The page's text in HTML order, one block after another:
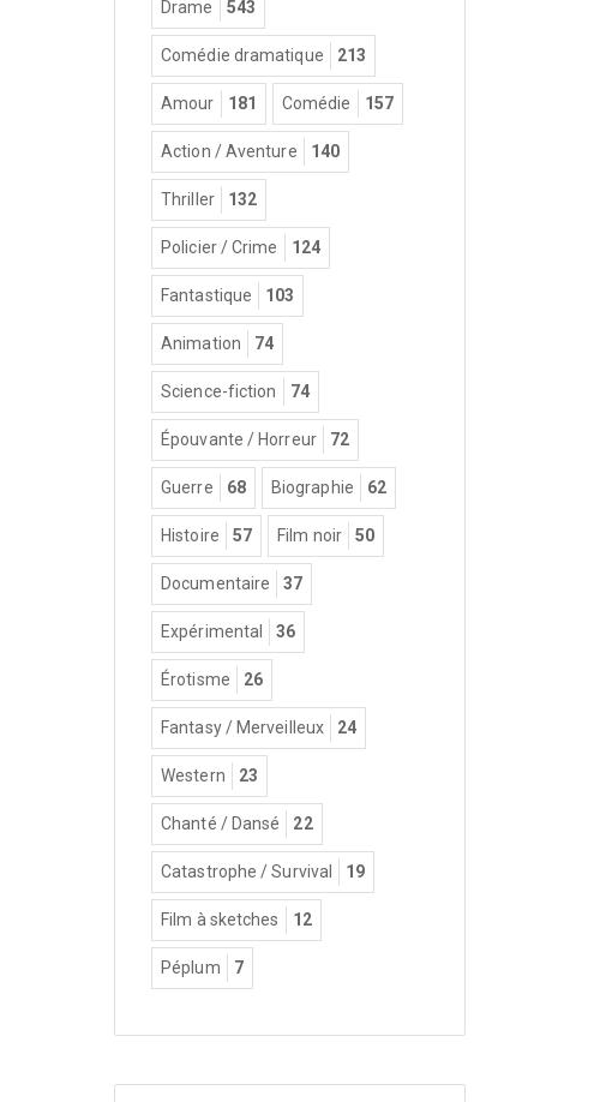
Drame 543
Comédie dramatique 213
Amour 181 Comédie 157
Action / Aventure 140
Thriller 132
Policier / Crime 124
Fantastique 103
Animation 74
Science-fiction 74
Épouvante / Horreur 72
Guerre 68 Biographie 62
Histoire 57 Film noir 50
Documentaire 37
Expérimental 36
Érotisme 26
Fantasy / Merveilleux 24
Western 23
Chanté / Dansé 22
Catastrophe / Survival 19
Film à sketches 12
Péplum 7